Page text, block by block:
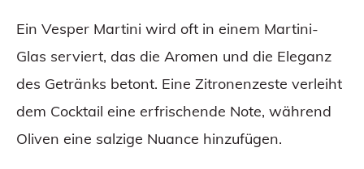
Ein Vesper Martini wird oft in einem Martini-
Glas serviert, das die Aromen und die Eleganz
des Getränks betont. Eine Zitronenzeste verleiht
dem Cocktail eine erfrischende Note, während
Oliven eine salzige Nuance hinzufügen.